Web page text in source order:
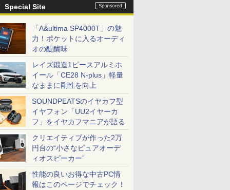
Special Site
「A&ultima SP4000T」の魅
力！ポケットに入るオーディ
オの醍醐味
レイズ鍛造1ピースアルミホ
イール「CE28 N-plus」軽量
なままに剛性を向上
SOUNDPEATSのイヤカフ型
イヤフォン「UU2イヤーカ
フ」をイヤカフマニアが語る
クリエイティブが作った2万
円台の“小さなピュアオーデ
ィオスピーカー”
性能の良いお得な中古PC情
報はこのページでチェック！